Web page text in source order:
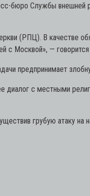
бюро Службы внешней
(РПЦ). В качестве
с Москвой», —
предпринимает
диалог с местными
грубую атаку на